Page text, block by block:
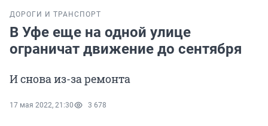
ДОРОГИ И ТРАНСПОРТ
В Уфе еще на одной улице
ограничат движение до сентября
И снова из-за ремонта
17 мая 2022, 21:30 3 678